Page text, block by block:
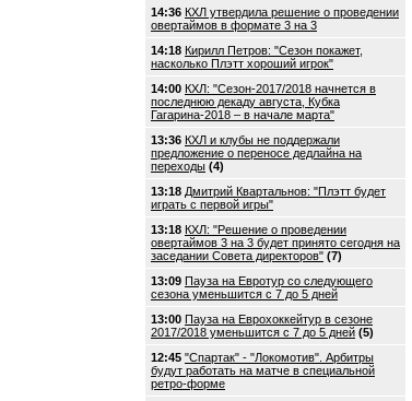
14:36 КХЛ утвердила решение о проведении
овертаймов в формате 3 на 3
14:18 Кирилл Петров: "Сезон покажет,
насколько Плэтт хороший игрок"
14:00 КХЛ: "Сезон-2017/2018 начнется в
последнюю декаду августа, Кубка
Гагарина-2018 – в начале марта"
13:36 КХЛ и клубы не поддержали
предложение о переносе дедлайна на
переходы (4)
13:18 Дмитрий Квартальнов: "Плэтт будет
играть с первой игры"
13:18 КХЛ: "Решение о проведении
овертаймов 3 на 3 будет принято сегодня на
заседании Совета директоров" (7)
13:09 Пауза на Евротур со следующего
сезона уменьшится с 7 до 5 дней
13:00 Пауза на Еврохоккейтур в сезоне
2017/2018 уменьшится с 7 до 5 дней (5)
12:45 "Спартак" - "Локомотив". Арбитры
будут работать на матче в специальной
ретро-форме